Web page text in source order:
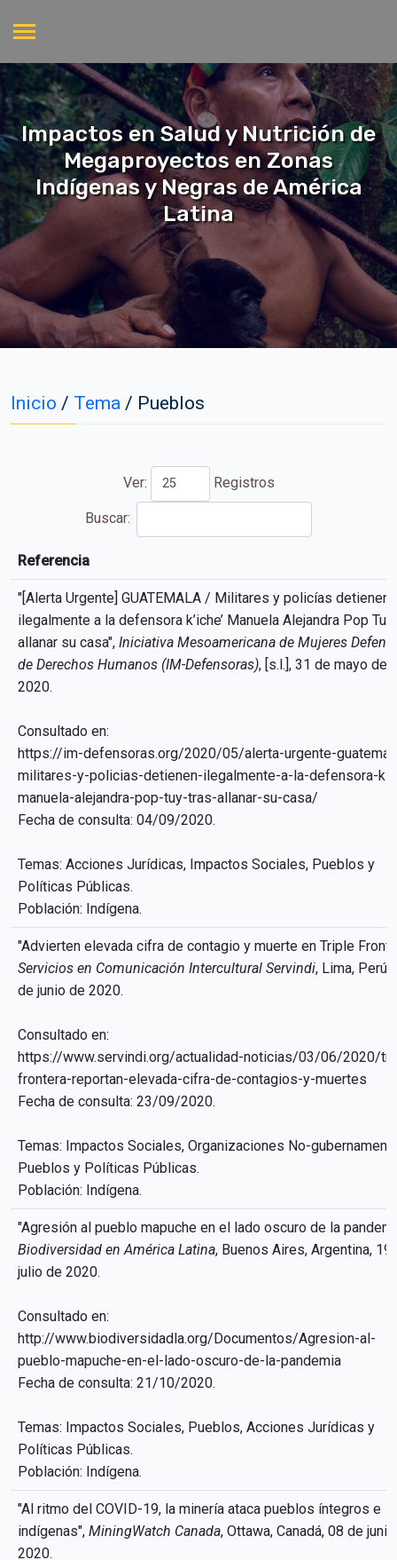
Impactos en Salud y Nutrición de
Megaproyectos en Zonas
Indígenas y Negras de América
Latina
Inicio / Tema / Pueblos
Ver: Registros
Buscar:
Referencia
Referencia
"[Alerta Urgente] GUATEMALA / Militares y policías detienen
ilegalmente a la defensora k’iche’ Manuela Alejandra Pop
allanar su casa", Iniciativa Mesoamericana de Mujeres
de Derechos Humanos (IM-Defensoras), [s.l.], 31 de mayo de
2020.
Consultado en:
https://im-defensoras.org/2020/05/alerta-urgente-
militares-y-policias-detienen-ilegalmente-a-la-defensora-
manuela-alejandra-pop-tuy-tras-allanar-su-casa/
Fecha de consulta: 04/09/2020.
Temas: Acciones Jurídicas, Impactos Sociales, Pueblos y
Políticas Públicas.
Población: Indígena.
"Advierten elevada cifra de contagio y muerte en Triple
Servicios en Comunicación Intercultural Servindi, Lima, Perú,
de junio de 2020.
Consultado en:
https://www.servindi.org/actualidad-noticias/03/06/2020/
frontera-reportan-elevada-cifra-de-contagios-y-muertes
Fecha de consulta: 23/09/2020.
Temas: Impactos Sociales, Organizaciones No-
Pueblos y Políticas Públicas.
Población: Indígena.
"Agresión al pueblo mapuche en el lado oscuro de la
Biodiversidad en América Latina, Buenos Aires, Argentina, 19
julio de 2020.
Consultado en:
http://www.biodiversidadla.org/Documentos/Agresion-al-
pueblo-mapuche-en-el-lado-oscuro-de-la-pandemia
Fecha de consulta: 21/10/2020.
Temas: Impactos Sociales, Pueblos, Acciones Jurídicas y
Políticas Públicas.
Población: Indígena.
"Al ritmo del COVID-19, la minería ataca pueblos íntegros e
indígenas", MiningWatch Canada, Ottawa, Canadá, 08 de
2020.